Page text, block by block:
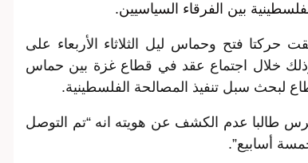
بين الفرقاء السياسيين.
حركتا فتح وحماس ليل الثلاثاء الأربعاء على
خلال اجتماع عقد في قطاع غزة بين حماس
لبحث سبل تنفيذ المصالحة الفلسطينية.
طالبا عدم الكشف عن هويته انه “تم التوصل
أسابيع”.